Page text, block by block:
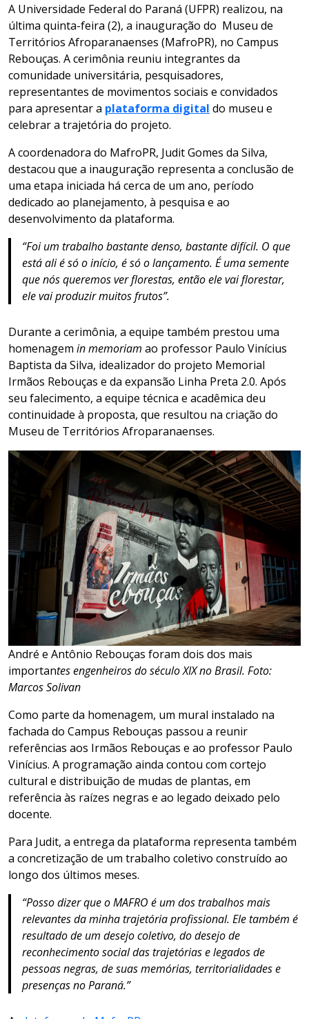
A Universidade Federal do Paraná (UFPR) realizou, na
última quinta-feira (2), a inauguração do Museu de
Territórios Afroparanaenses (MafroPR), no Campus
Rebouças. A cerimônia reuniu integrantes da
comunidade universitária, pesquisadores,
representantes de movimentos sociais e convidados
para apresentar a plataforma digital do museu e
celebrar a trajetória do projeto.
A coordenadora do MafroPR, Judit Gomes da Silva,
destacou que a inauguração representa a conclusão de
uma etapa iniciada há cerca de um ano, período
dedicado ao planejamento, à pesquisa e ao
desenvolvimento da plataforma.
“Foi um trabalho bastante denso, bastante difícil. O que
está ali é só o início, é só o lançamento. É uma semente
que nós queremos ver florestas, então ele vai florestar,
ele vai produzir muitos frutos”.
Durante a cerimônia, a equipe também prestou uma
homenagem in memoriam ao professor Paulo Vinícius
Baptista da Silva, idealizador do projeto Memorial
Irmãos Rebouças e da expansão Linha Preta 2.0. Após
seu falecimento, a equipe técnica e acadêmica deu
continuidade à proposta, que resultou na criação do
Museu de Territórios Afroparanaenses.
André e Antônio Rebouças foram dois dos mais
importantes engenheiros do século XIX no Brasil. Foto:
Marcos Solivan
Como parte da homenagem, um mural instalado na
fachada do Campus Rebouças passou a reunir
referências aos Irmãos Rebouças e ao professor Paulo
Vinícius. A programação ainda contou com cortejo
cultural e distribuição de mudas de plantas, em
referência às raízes negras e ao legado deixado pelo
docente.
Para Judit, a entrega da plataforma representa também
a concretização de um trabalho coletivo construído ao
longo dos últimos meses.
“Posso dizer que o MAFRO é um dos trabalhos mais
relevantes da minha trajetória profissional. Ele também é
resultado de um desejo coletivo, do desejo de
reconhecimento social das trajetórias e legados de
pessoas negras, de suas memórias, territorialidades e
presenças no Paraná.”